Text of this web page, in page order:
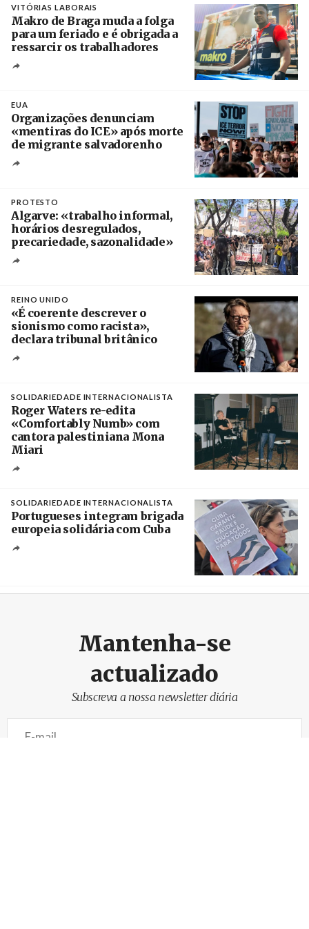
VITÓRIAS LABORAIS
Makro de Braga muda a folga
para um feriado e é obrigada a
ressarcir os trabalhadores
EUA
Organizações denunciam
«mentiras do ICE» após morte
de migrante salvadorenho
PROTESTO
Algarve: «trabalho informal,
horários desregulados,
precariedade, sazonalidade»
REINO UNIDO
«É coerente descrever o
sionismo como racista»,
declara tribunal britânico
SOLIDARIEDADE INTERNACIONALISTA
Roger Waters re-edita
«Comfortably Numb» com
cantora palestiniana Mona
Miari
SOLIDARIEDADE INTERNACIONALISTA
Portugueses integram brigada
europeia solidária com Cuba
Mantenha-se
actualizado
Subscreva a nossa newsletter diária